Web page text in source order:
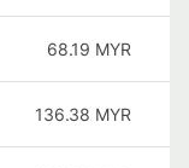
68.19 MYR
136.38 MYR